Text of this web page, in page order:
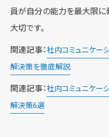
員が自分の能力を最大限に
大切です。
関連記事：社内コミュニケー
解決策を徹底解説
関連記事：社内コミュニケー
解決策6選